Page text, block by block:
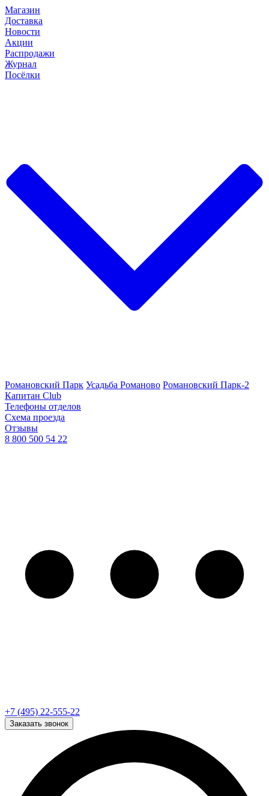
Магазин
Доставка
Новости
Акции
Распродажи
Журнал
Посёлки
Романовский Парк Усадьба Романово Романовский Парк-2
Капитан Club
Телефоны отделов
Схема проезда
Отзывы
8 800 500 54 22
+7 (495) 22-555-22
Заказать звонок